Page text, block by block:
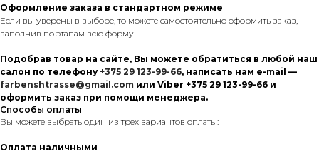
Оформление заказа в стандартном режиме
Если вы уверены в выборе, то можете самостоятельно оформить заказ,
заполнив по этапам всю форму.
Подобрав товар на сайте, Вы можете обратиться в любой наш
салон по телефону +375 29 123-99-66, написать нам e-mail —
farbenshtrasse@gmail.com или Viber +375 29 123-99-66 и
оформить заказ при помощи менеджера.
Способы оплаты
Вы можете выбрать один из трех вариантов оплаты:
Оплата наличными